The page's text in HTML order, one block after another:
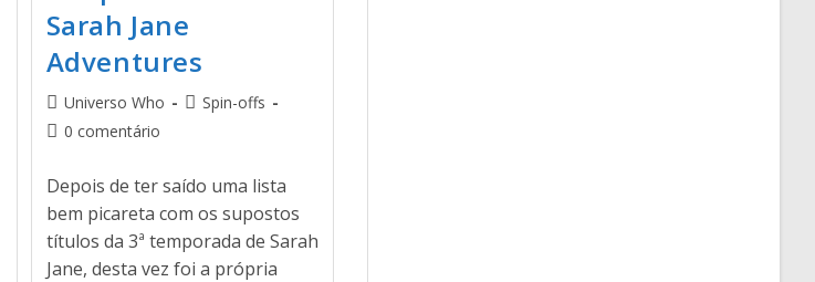
Sarah Jane
Adventures
Universo Who
Spin-offs
0 comentário
Depois de ter saído uma lista
bem picareta com os supostos
títulos da 3ª temporada de Sarah
Jane, desta vez foi a própria